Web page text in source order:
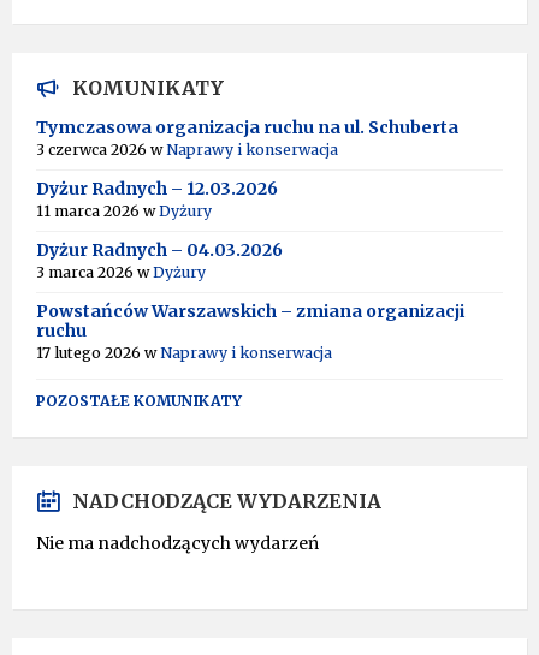
T
E
R
N
T
I
E
:
KOMUNIKATY
Tymczasowa organizacja ruchu na ul. Schuberta
3 czerwca 2026 wNaprawy i konserwacja
Dyżur Radnych – 12.03.2026
11 marca 2026 wDyżury
Dyżur Radnych – 04.03.2026
3 marca 2026 wDyżury
Powstańców Warszawskich – zmiana organizacji
ruchu
17 lutego 2026 wNaprawy i konserwacja
POZOSTAŁE KOMUNIKATY
NADCHODZĄCE WYDARZENIA
Nie ma nadchodzących wydarzeń